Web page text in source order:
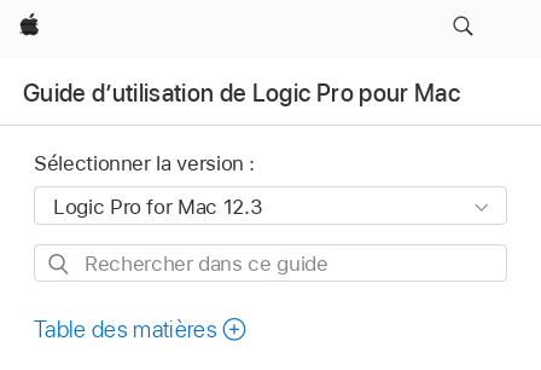
Apple
Guide d’utilisation de Logic Pro pour Mac
Sélectionner la version :
Rechercher
ce
Table des matières